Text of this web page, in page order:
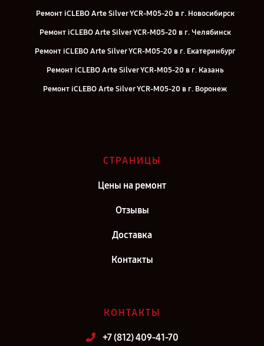
Ремонт iCLEBO Arte Silver YCR-M05-20 в г. Новосибирск
Ремонт iCLEBO Arte Silver YCR-M05-20 в г. Челябинск
Ремонт iCLEBO Arte Silver YCR-M05-20 в г. Екатеринбург
Ремонт iCLEBO Arte Silver YCR-M05-20 в г. Казань
Ремонт iCLEBO Arte Silver YCR-M05-20 в г. Воронеж
Ремонт iCLEBO Arte Silver YCR-M05-20 в г. Москва
СТРАНИЦЫ
Цены на ремонт
Отзывы
Доставка
Контакты
КОНТАКТЫ
+7 (812) 409-41-70